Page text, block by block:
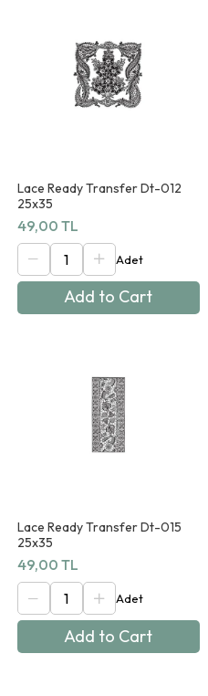
Lace Ready Transfer Dt-012
25x35
49,00 TL
Add to Cart
Lace Ready Transfer Dt-015
25x35
49,00 TL
Add to Cart